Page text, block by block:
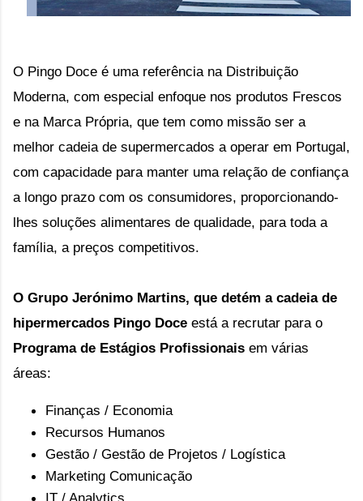
O Pingo Doce é uma referência na Distribuição
Moderna, com especial enfoque nos produtos Frescos
e na Marca Própria, que tem como missão ser a
melhor cadeia de supermercados a operar em Portugal,
com capacidade para manter uma relação de confiança
a longo prazo com os consumidores, proporcionando-
lhes soluções alimentares de qualidade, para toda a
família, a preços competitivos.
O Grupo Jerónimo Martins, que detém a cadeia de
hipermercados Pingo Doce
Programa de Estágios Profissionais em várias
áreas:
Finanças / Economia
Recursos Humanos
Gestão / Gestão de Projetos / Logística
Marketing Comunicação
IT / Analytics